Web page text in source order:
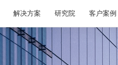
解决方案 研究院 客户案例